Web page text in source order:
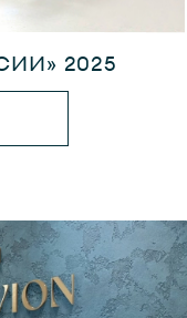
2025